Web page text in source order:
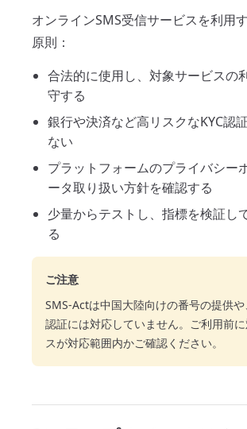
オンラインSMS受信サービスを利用
原則：
合法的に使用し、対象サービスの
守する
銀行や決済など高リスクなKYC認
ない
プラットフォームのプライバシー
ータ取り扱い方針を確認する
少量からテストし、指標を検証し
る
ご注意
SMS-Actは中国大陸向けの番号の提供
認証には対応していません。ご利用前
スが対応範囲内かご確認ください。